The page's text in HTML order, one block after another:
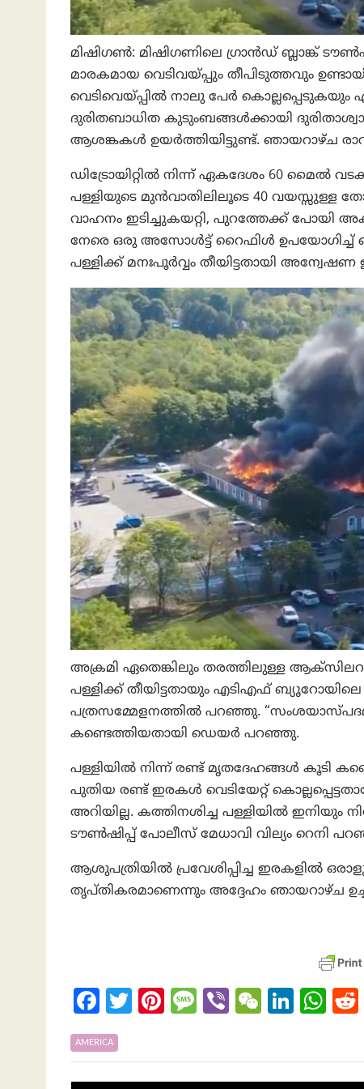
മിഷിഗണ്‍: മിഷിഗണിലെ ഗ്രാൻഡ് ബ്ലാങ്ക്
മാരകമായ വെടിവയ്പ്പും തീപിടുത്തവും
വെടിവെയ്പ്പില്‍ നാലു പേര്‍
ദുരിതബാധിത കുടുംബങ്ങൾക്കായി
ആശങ്കകൾ ഉയർത്തിയിട്ടുണ്ട്. ഞായറാഴ്ച
ഡിട്രോയിറ്റിൽ നിന്ന് ഏകദേശം 60 മൈൽ
പള്ളിയുടെ മുൻവാതിലിലൂടെ 40
വാഹനം ഇടിച്ചുകയറ്റി, പുറത്തേക്ക് പോയി
നേരെ ഒരു അസോൾട്ട് റൈഫിൾ ഉപയോഗിച്ച്
പള്ളിക്ക് മനഃപൂർവ്വം തീയിട്ടതായി
അക്രമി ഏതെങ്കിലും തരത്തിലുള്ള
പള്ളിക്ക് തീയിട്ടതായും എടി‌എഫ്
പത്രസമ്മേളനത്തിൽ പറഞ്ഞു.
കണ്ടെത്തിയതായി ഡെയർ പറഞ്ഞു.
പള്ളിയിൽ നിന്ന് രണ്ട് മൃതദേഹങ്ങൾ കൂടി
പുതിയ രണ്ട് ഇരകൾ വെടിയേറ്റ്
അറിയില്ല. കത്തിനശിച്ച പള്ളിയിൽ ഇനിയും
ടൗൺഷിപ്പ് പോലീസ് മേധാവി വില്യം റെനി
ആശുപത്രിയിൽ പ്രവേശിപ്പിച്ച ഇരകളിൽ
തൃപ്തികരമാണെന്നും അദ്ദേഹം ഞായറാഴ്ച
Fa
ce
b
o
T
itt
er
Pi
er
es
M
sa
g
Vi
er
W
C
h
Li
ke
dI
W
at
s
AMERICA